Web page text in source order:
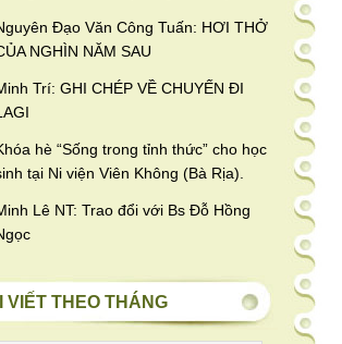
Đạo Văn Công Tuấn: HƠI THỞ
NGHÌN NĂM SAU
Trí: GHI CHÉP VỀ CHUYẾN ĐI
hè “Sống trong tỉnh thức” cho học
tại Ni viện Viên Không (Bà Rịa).
Lê NT: Trao đổi với Bs Đỗ Hồng
VIẾT THEO THÁNG